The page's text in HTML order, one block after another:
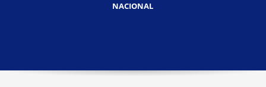
NACIONAL